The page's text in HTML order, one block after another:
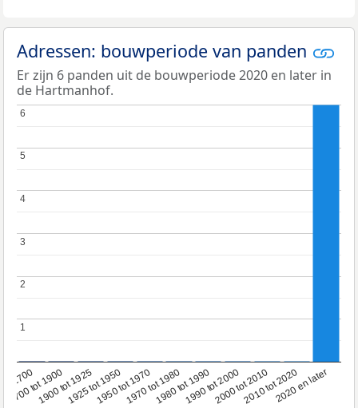
Adressen: bouwperiode van panden
Er zijn 6 panden uit de bouwperiode 2020 en later in
de Hartmanhof.
1700
1700 tot 1900
1900 tot 19251925 tot 19501950 tot 19701970 tot 19801980 tot 19901990 tot 20002000 tot 20102010 tot 20202020 en later
1
1
2
2
3
3
4
4
5
5
6
6